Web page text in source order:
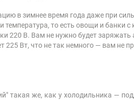
в зимнее время года даже при
то есть овощи и банки с
220 В. Вам не нужно будет заряжать
Вт, что не так немного — вам не
такая же, как у холодильника —